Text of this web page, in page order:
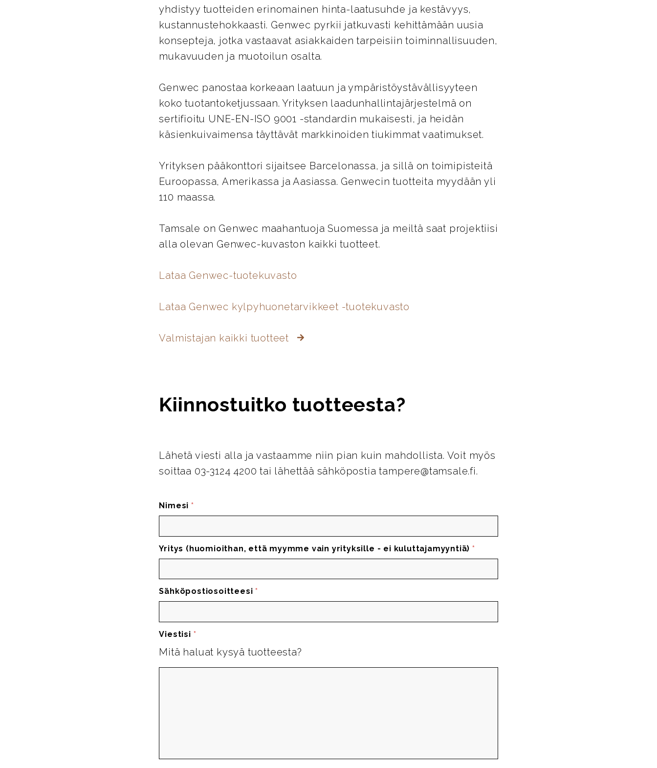
yhdistyy tuotteiden erinomainen hinta-laatusuhde ja kestävyys,
kustannustehokkaasti. Genwec pyrkii jatkuvasti kehittämään uusia
konsepteja, jotka vastaavat asiakkaiden tarpeisiin toiminnallisuuden,
mukavuuden ja muotoilun osalta.
Genwec panostaa korkeaan laatuun ja ympäristöystävällisyyteen
koko tuotantoketjussaan. Yrityksen laadunhallintajärjestelmä on
sertifioitu UNE-EN-ISO 9001 -standardin mukaisesti, ja heidän
käsienkuivaimensa täyttävät markkinoiden tiukimmat vaatimukset.
Yrityksen pääkonttori sijaitsee Barcelonassa, ja sillä on toimipisteitä
Euroopassa, Amerikassa ja Aasiassa. Genwecin tuotteita myydään yli
110 maassa.
Tamsale on Genwec maahantuoja Suomessa ja meiltä saat projektiisi
alla olevan Genwec-kuvaston kaikki tuotteet.
Lataa Genwec-tuotekuvasto
Lataa Genwec kylpyhuonetarvikkeet -tuotekuvasto
Valmistajan kaikki tuotteet
Kiinnostuitko tuotteesta?
Lähetä viesti alla ja vastaamme niin pian kuin mahdollista. Voit myös
soittaa 03-3124 4200 tai lähettää sähköpostia tampere@tamsale.fi.
Nimesi *
Yritys (huomioithan, että myymme vain yrityksille - ei kuluttajamyyntiä) *
Sähköpostiosoitteesi *
Viestisi *
Mitä haluat kysyä tuotteesta?